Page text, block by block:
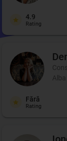
4.9
Rating
Fără
Rating